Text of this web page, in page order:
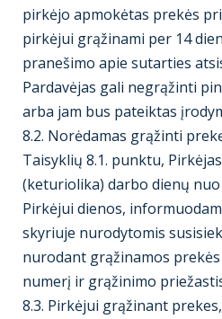
pirkėjo apmokėtas prekės
pirkėjui grąžinami per 14
pranešimo apie sutarties
Pardavėjas gali negrąžinti
arba jam bus pateiktas
8.2. Norėdamas grąžinti
Taisyklių 8.1. punktu,
(keturiolika) darbo dienų
Pirkėjui dienos,
skyriuje nurodytomis
nurodant grąžinamos
numerį ir grąžinimo
8.3. Pirkėjui grąžinant